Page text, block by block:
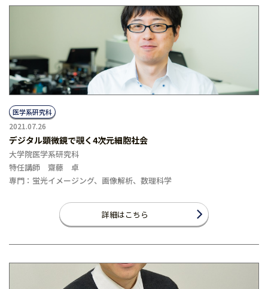
医学系研究科
2021.07.26
デジタル顕微鏡で覗く4次元細胞社会
大学院医学系研究科
特任講師 齋藤 卓
専門：蛍光イメージング、画像解析、数理科学
詳細はこちら